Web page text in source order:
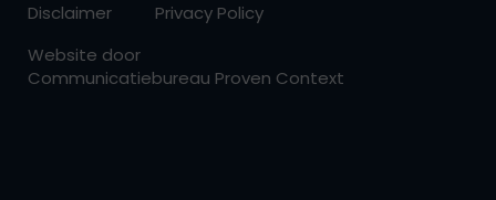
Disclaimer
Privacy Policy
Website door
Communicatiebureau Proven Context